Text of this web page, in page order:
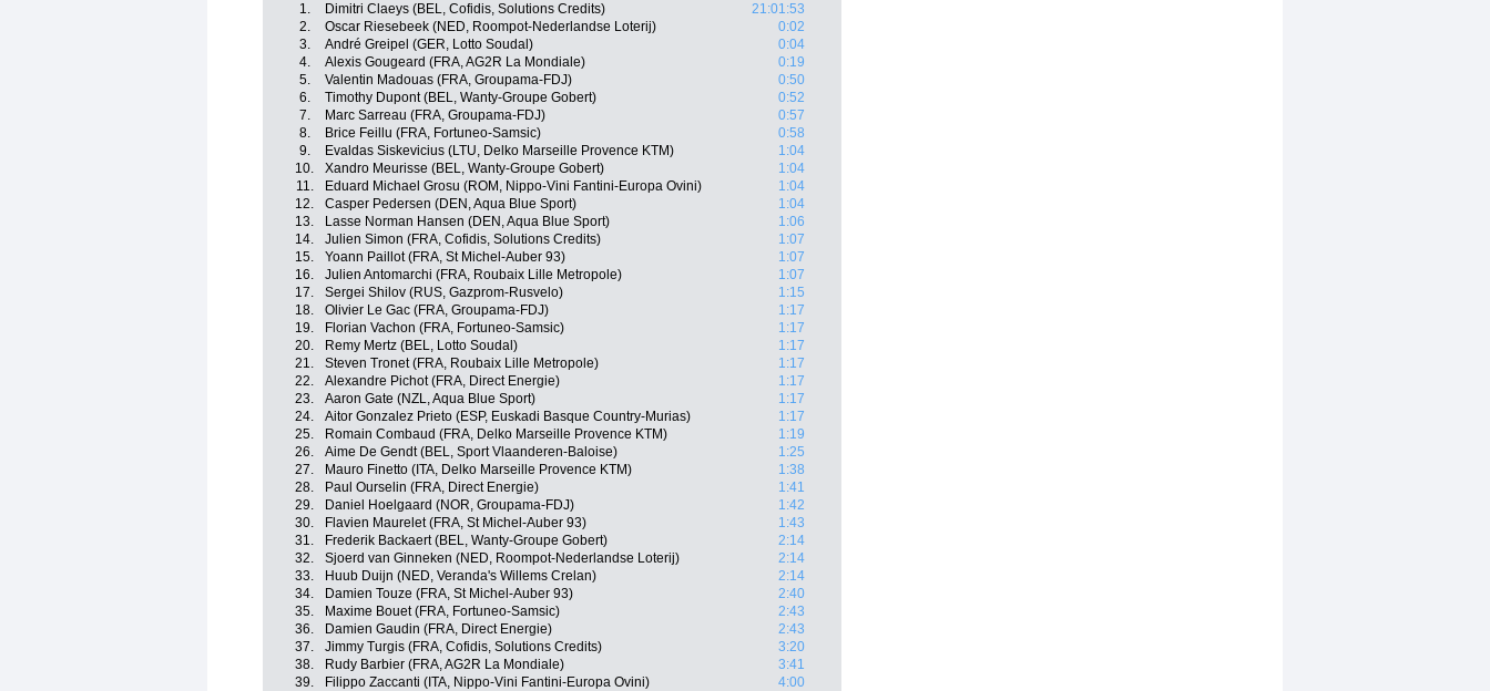
1. Dimitri Claeys (BEL, Cofidis, Solutions Credits)
21:01:53
2.
Oscar Riesebeek (NED, Roompot-Nederlandse Loterij)
0:02
3.
André Greipel (GER, Lotto Soudal)
0:04
4.
Alexis Gougeard (FRA, AG2R La Mondiale)
0:19
5.
Valentin Madouas (FRA, Groupama-FDJ)
0:50
6.
Timothy Dupont (BEL, Wanty-Groupe Gobert)
0:52
7.
Marc Sarreau (FRA, Groupama-FDJ)
0:57
8.
Brice Feillu (FRA, Fortuneo-Samsic)
0:58
9.
Evaldas Siskevicius (LTU, Delko Marseille Provence KTM)
1:04
10.
Xandro Meurisse (BEL, Wanty-Groupe Gobert)
1:04
11.
Eduard Michael Grosu (ROM, Nippo-Vini Fantini-Europa Ovini)
1:04
12.
Casper Pedersen (DEN, Aqua Blue Sport)
1:04
13.
Lasse Norman Hansen (DEN, Aqua Blue Sport)
1:06
14.
Julien Simon (FRA, Cofidis, Solutions Credits)
1:07
15.
Yoann Paillot (FRA, St Michel-Auber 93)
1:07
16.
Julien Antomarchi (FRA, Roubaix Lille Metropole)
1:07
17.
Sergei Shilov (RUS, Gazprom-Rusvelo)
1:15
18.
Olivier Le Gac (FRA, Groupama-FDJ)
1:17
19.
Florian Vachon (FRA, Fortuneo-Samsic)
1:17
20.
Remy Mertz (BEL, Lotto Soudal)
1:17
21.
Steven Tronet (FRA, Roubaix Lille Metropole)
1:17
22.
Alexandre Pichot (FRA, Direct Energie)
1:17
23.
Aaron Gate (NZL, Aqua Blue Sport)
1:17
24.
Aitor Gonzalez Prieto (ESP, Euskadi Basque Country-Murias)
1:17
25.
Romain Combaud (FRA, Delko Marseille Provence KTM)
1:19
26.
Aime De Gendt (BEL, Sport Vlaanderen-Baloise)
1:25
27.
Mauro Finetto (ITA, Delko Marseille Provence KTM)
1:38
28.
Paul Ourselin (FRA, Direct Energie)
1:41
29.
Daniel Hoelgaard (NOR, Groupama-FDJ)
1:42
30.
Flavien Maurelet (FRA, St Michel-Auber 93)
1:43
31.
Frederik Backaert (BEL, Wanty-Groupe Gobert)
2:14
32.
Sjoerd van Ginneken (NED, Roompot-Nederlandse Loterij)
2:14
33.
Huub Duijn (NED, Veranda's Willems Crelan)
2:14
34.
Damien Touze (FRA, St Michel-Auber 93)
2:40
35.
Maxime Bouet (FRA, Fortuneo-Samsic)
2:43
36.
Damien Gaudin (FRA, Direct Energie)
2:43
37.
Jimmy Turgis (FRA, Cofidis, Solutions Credits)
3:20
38.
Rudy Barbier (FRA, AG2R La Mondiale)
3:41
39.
Filippo Zaccanti (ITA, Nippo-Vini Fantini-Europa Ovini)
4:00